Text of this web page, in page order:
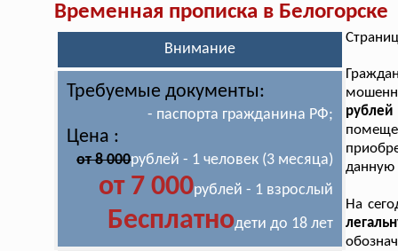
Временная прописка в Белогорске
Внимание
Требуемые документы:
- паспорта гражданина РФ;
Цена :
от 8 000рублей - 1 человек (3 месяца)
от 7 000рублей - 1 взрослый
Бесплатнодети до 18 лет
данную
На